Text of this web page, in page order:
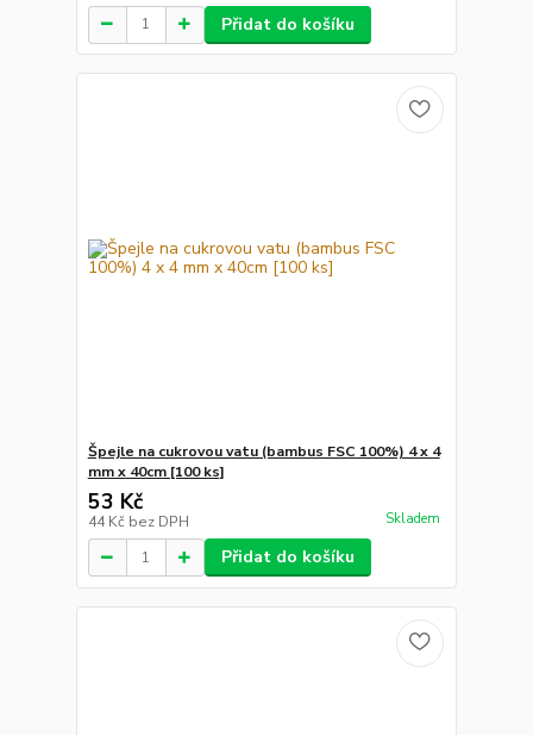
Přidat do košíku
Špejle na cukrovou vatu (bambus FSC 100%) 4 x 4
mm x 40cm [100 ks]
53 Kč
44 Kč bez DPH Skladem
Přidat do košíku